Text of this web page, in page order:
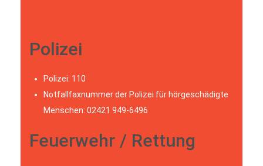
Polizei
Polizei: 110
Notfallfaxnummer der Polizei für hörgeschädigte
Menschen: 02421 949-6496
Feuerwehr / Rettung